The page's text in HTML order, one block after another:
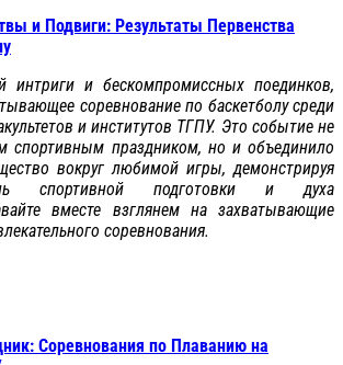
и Подвиги: Результаты Первенства
интриги и бескомпромиссных поединков,
соревнование по баскетболу среди
и институтов ТГПУ. Это событие не
спортивным праздником, но и объединило
вокруг любимой игры, демонстрируя
спортивной подготовки и духа
вместе взглянем на захватывающие
соревнования.
Соревнования по Плаванию на